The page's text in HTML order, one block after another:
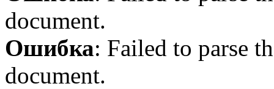
document.
Ошибка: Failed to parse
document.